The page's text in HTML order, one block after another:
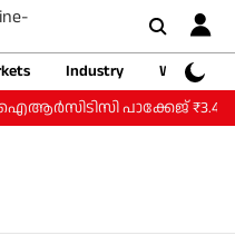
Industry
Web
പാക്കേജ്